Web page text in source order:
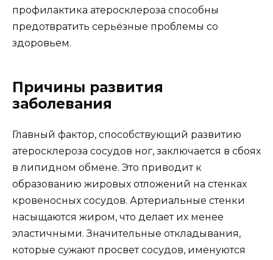
профилактика атеросклероза способны
предотвратить серьёзные проблемы со
здоровьем.
Причины развития
заболевания
Главный фактор, способствующий развитию
атеросклероза сосудов ног, заключается в сбоях
в липидном обмене. Это приводит к
образованию жировых отложений на стенках
кровеносных сосудов. Артериальные стенки
насыщаются жиром, что делает их менее
эластичными. Значительные откладывания,
которые сужают просвет сосудов, именуются